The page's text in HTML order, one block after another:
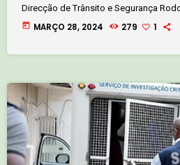
Direcção de Trânsito e Segurança
valores não estipulados aos
e saiba mais com o jornalista Cláudio
today MARÇO 28, 2024 279 1